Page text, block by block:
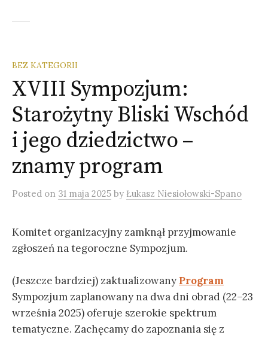
BEZ KATEGORII
XVIII Sympozjum:
Starożytny Bliski Wschód
i jego dziedzictwo –
znamy program
Posted on 31 maja 2025 by Łukasz Niesiołowski-Spano
Komitet organizacyjny zamknął przyjmowanie
zgłoszeń na tegoroczne Sympozjum.
(Jeszcze bardziej) zaktualizowany Program
Sympozjum zaplanowany na dwa dni obrad (22–23
września 2025) oferuje szerokie spektrum
tematyczne. Zachęcamy do zapoznania się z